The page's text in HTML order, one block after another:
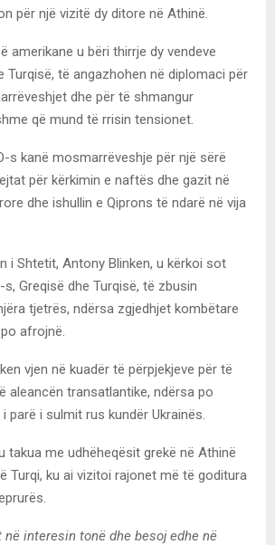
për një vizitë dy ditore në Athinë.
amerikane u bëri thirrje dy vendeve
Turqisë, të angazhohen në diplomaci për
dhe për të shmangur
që mund të rrisin tensionet.
s kanë mosmarrëveshje për një sërë
për kërkimin e naftës dhe gazit në
dhe ishullin e Qiprons të ndarë në vija
i Shtetit, Antony Blinken, u kërkoi sot
Greqisë dhe Turqisë, të zbusin
tjetrës, ndërsa zgjedhjet kombëtare
afrojnë.
vjen në kuadër të përpjekjeve për të
aleancën transatlantike, ndërsa po
parë i sulmit rus kundër Ukrainës.
takua me udhëheqësit grekë në Athinë
Turqi, ku ai vizitoi rajonet më të goditura
interesin tonë dhe besoj edhe në